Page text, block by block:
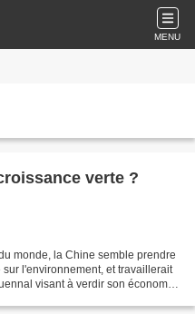
MENU
verte ?
monde, la Chine semble prendre
l'environnement, et travaillerait
visant à verdir son économie.